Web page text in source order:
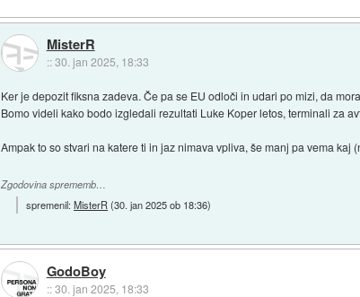
MisterR
::30. jan 2025, 18:33
Ker je depozit fiksna zadeva. Če pa se EU odloči in udari po mizi, da
Bomo videli kako bodo izgledali rezultati Luke Koper letos, terminali za
Ampak to so stvari na katere ti in jaz nimava vpliva, še manj pa vema kaj
Zgodovina sprememb…
spremenil:MisterR(30. jan 2025 ob 18:36)
GodoBoy
::30. jan 2025, 18:33